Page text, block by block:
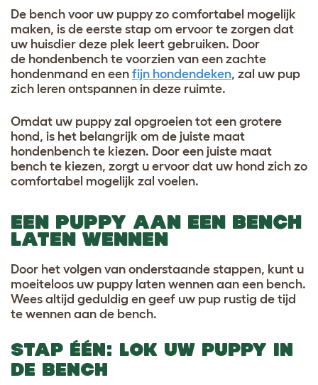
De bench voor uw puppy zo comfortabel mogelijk
maken, is de eerste stap om ervoor te zorgen dat
uw huisdier deze plek leert gebruiken. Door
de hondenbench te voorzien van een zachte
hondenmand en een fijn hondendeken, zal uw pup
zich leren ontspannen in deze ruimte.
Omdat uw puppy zal opgroeien tot een grotere
hond, is het belangrijk om de juiste maat
hondenbench te kiezen. Door een juiste maat
bench te kiezen, zorgt u ervoor dat uw hond zich zo
comfortabel mogelijk zal voelen.
EEN PUPPY AAN EEN BENCH
LATEN WENNEN
Door het volgen van onderstaande stappen, kunt u
moeiteloos uw puppy laten wennen aan een bench.
Wees altijd geduldig en geef uw pup rustig de tijd
te wennen aan de bench.
STAP ÉÉN: LOK UW PUPPY IN
DE BENCH